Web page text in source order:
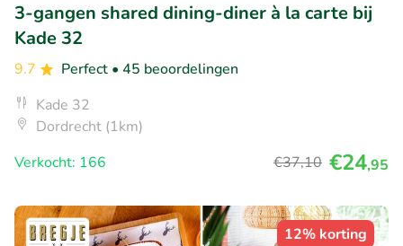
3-gangen shared dining-diner à la carte bij
Kade 32
9.7 Perfect • 45 beoordelingen
Kade 32
Dordrecht (1km)
Verkocht: 166
€37,10 €24,95
12% korting